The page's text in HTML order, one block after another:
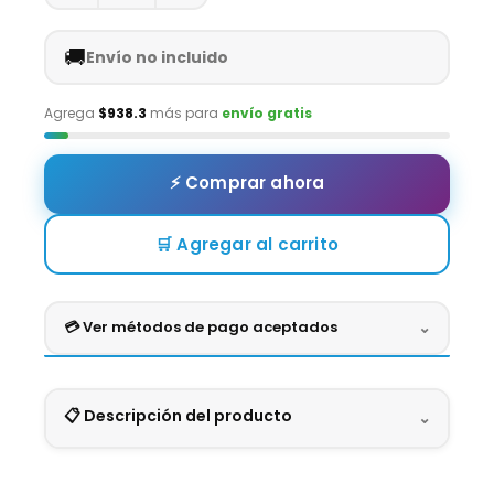
🚚Envío no incluido
Agrega $938.3 más para envío gratis
⚡ Comprar ahora
🛒 Agregar al carrito
💳 Ver métodos de pago aceptados ⌄
📋 Descripción del producto ⌄